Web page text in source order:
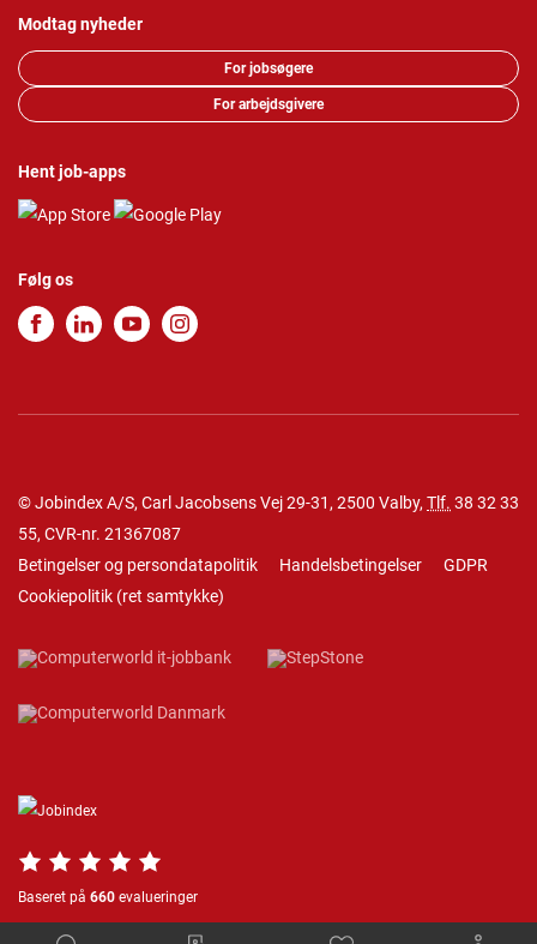
Modtag nyheder
For jobsøgere
For arbejdsgivere
Hent job-apps
Følg os
© Jobindex A/S, Carl Jacobsens Vej 29-31, 2500 Valby, Tlf. 38 32 33
55, CVR-nr. 21367087
Betingelser og persondatapolitik
Handelsbetingelser
GDPR
Cookiepolitik (ret samtykke)
Baseret på 660 evalueringer